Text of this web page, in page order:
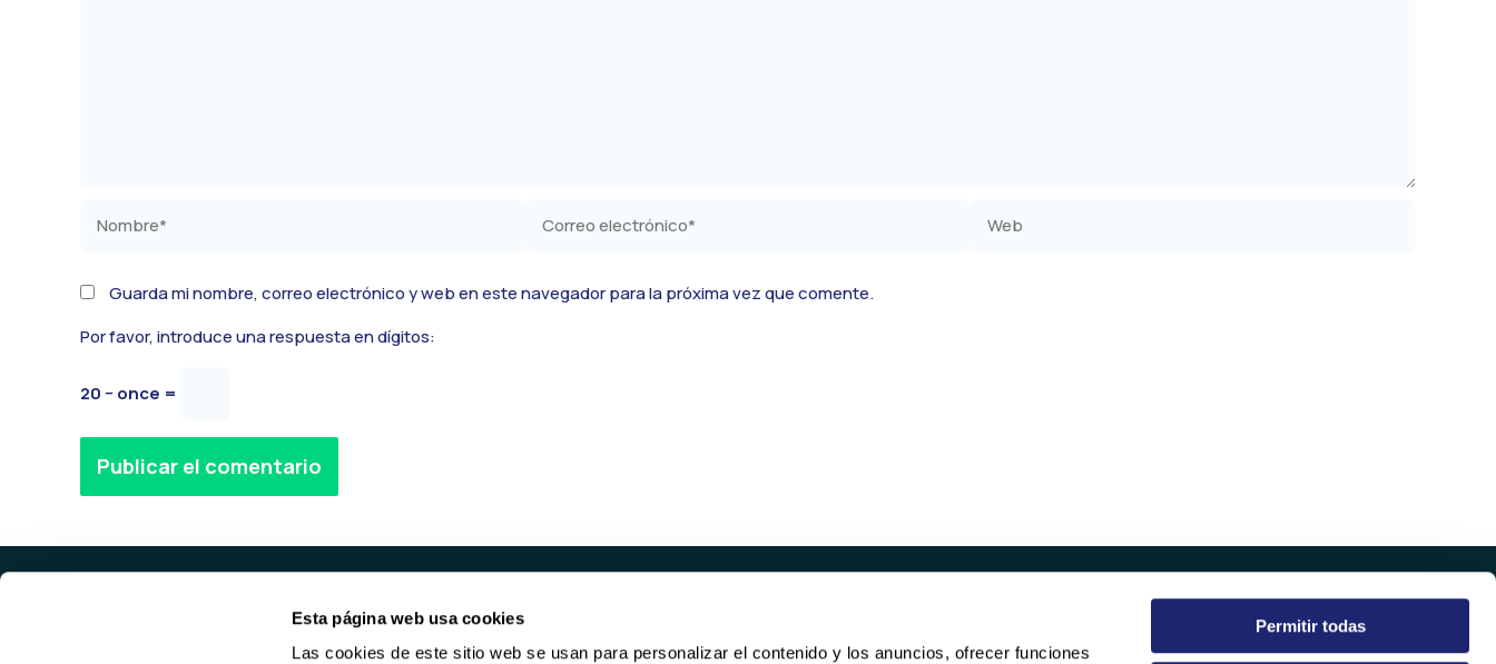
Esta página web usa cookies
Las cookies de este sitio web se usan para personalizar el contenido y los anuncios, ofrecer funciones
Permitir todas
electrónico*
Guarda mi nombre, correo electrónico y web en este navegador para la próxima vez que comente.
Por favor, introduce una respuesta en dígitos:
20 − once =
PRODUCTOS SERVICIOS EMPRESA